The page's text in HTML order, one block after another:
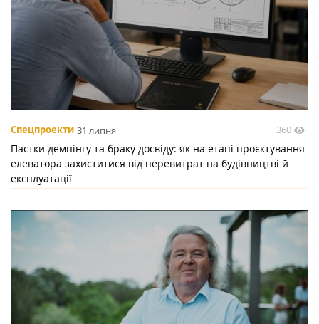
Спецпроекти 31 липня 360
Пастки демпінгу та браку досвіду: як на етапі проєктування
елеватора захиститися від перевитрат на будівництві й
експлуатації